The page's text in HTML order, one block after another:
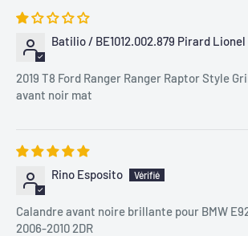
Batilio / BE1012.002.879 Pirard Lionel
2019 T8 Ford Ranger Ranger Raptor Style
avant noir mat
Rino Esposito
Calandre avant noire brillante pour BMW
2006-2010 2DR